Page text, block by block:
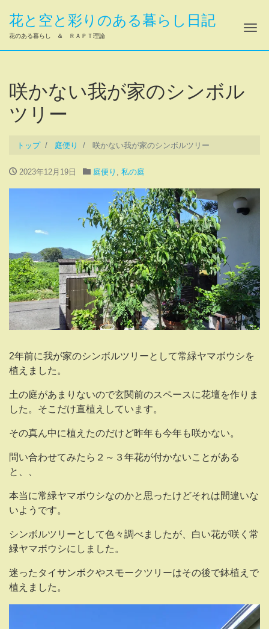
花と空と彩りのある暮らし日記
花のある暮らし ＆ ＲＡＰＴ理論 ナ
咲かない我が家のシンボル
ツリー
トップ 庭便り 咲かない我が家のシンボルツリー
2023年12月19日 庭便り , 私の庭
2年前に我が家のシンボルツリーとして常緑ヤマボウシを
植えました。
土の庭があまりないので玄関前のスペースに花壇を作りま
した。そこだけ直植えしています。
その真ん中に植えたのだけど昨年も今年も咲かない。
問い合わせてみたら２～３年花が付かないことがある
と、、
本当に常緑ヤマボウシなのかと思ったけどそれは間違いな
いようです。
シンボルツリーとして色々調べましたが、白い花が咲く常
緑ヤマボウシにしました。
迷ったタイサンボクやスモークツリーはその後で鉢植えで
植えました。